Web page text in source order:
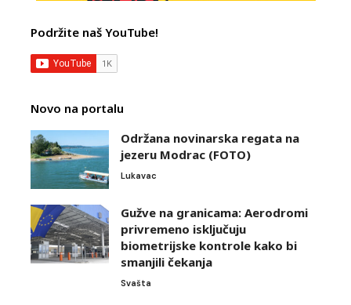
Podržite naš YouTube!
Novo na portalu
Održana novinarska regata na
jezeru Modrac (FOTO)
Lukavac
Gužve na granicama: Aerodromi
privremeno isključuju
biometrijske kontrole kako bi
smanjili čekanja
Svašta